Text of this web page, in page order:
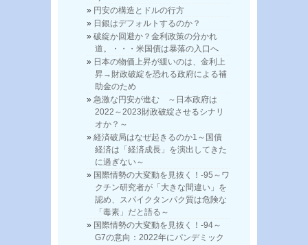
円安の構造とドルの行方
日銀はデフォルトするのか？
破綻か回避か？金利政策の分かれ
道。・・・米国債は暴落の入口へ
日本の物価上昇が緩いのは、金利上
昇→財政破綻を恐れる政府による補
助金のため
急激な円安が進む ～日本政府は
2022～2023財政破綻させるシナリ
オか？～
経済破局はなぜ起きるのか1～国債
経済は「経済成長」を演出してきた
に過ぎない～
国際情勢の大変動を見抜く！-95～ワ
クチン研究者が「大きな間違い」を
認め、スパイクタンパク質は危険な
「毒素」だと語る～
国際情勢の大変動を見抜く！-94～
G7の意向：2022年にパンデミック